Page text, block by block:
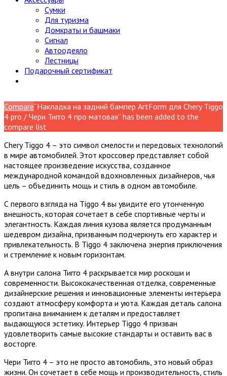
Сумки
Для туризма
Домкраты и башмаки
Сигнал
Автоодеяло
Лестницы
Подарочный сертификат
Compare“Накладка на задний бампер ArtForm для Chery Tiggo
4 pro / Чери Тигго 4 про матовая” has been added to the
compare list
Chery Tiggo 4 – это символ смелости и передовых технологий
в мире автомобилей. Этот кроссовер представляет собой
настоящее произведение искусства, созданное
международной командой вдохновленных дизайнеров, чья
цель – объединить мощь и стиль в одном автомобиле.
С первого взгляда на Tiggo 4 вы увидите его утонченную
внешность, которая сочетает в себе спортивные черты и
элегантность. Каждая линия кузова является продуманным
шедевром дизайна, призванным подчеркнуть его характер и
привлекательность. В Tiggo 4 заключена энергия приключения
и стремление к новым горизонтам.
А внутри салона Тигго 4 раскрывается мир роскоши и
современности. Высококачественная отделка, современные
дизайнерские решения и инновационные элементы интерьера
создают атмосферу комфорта и уюта. Каждая деталь салона
пропитана вниманием к деталям и предоставляет
выдающуюся эстетику. Интерьер Tiggo 4 призван
удовлетворить самые высокие стандарты и оставить вас в
восторге.
Чери Тигго 4 – это не просто автомобиль, это новый образ
жизни. Он сочетает в себе мощь и производительность, стиль